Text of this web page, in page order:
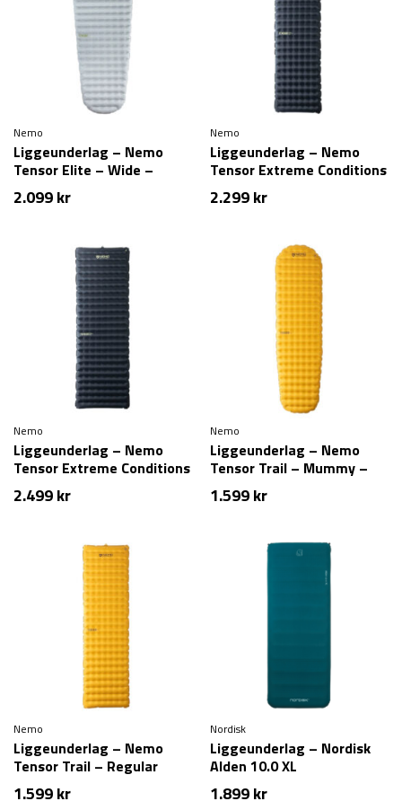
Nemo
Liggeunderlag – Nemo
Tensor Elite – Wide –
Regular
2.099kr
Nemo
Liggeunderlag – Nemo
Tensor Extreme Conditions
– Regular
2.299kr
Nemo
Liggeunderlag – Nemo
Tensor Extreme Conditions
– Wide – Long
2.499kr
Nemo
Liggeunderlag – Nemo
Tensor Trail – Mummy –
Regular
1.599kr
Nemo
Liggeunderlag – Nemo
Tensor Trail – Regular
1.599kr
Nordisk
Liggeunderlag – Nordisk
Alden 10.0 XL
1.899kr